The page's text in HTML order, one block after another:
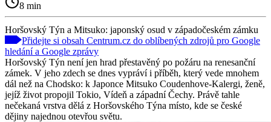
8 min
Horšovský Týn a Mitsuko: japonský osud v západočeském zámku
Přidejte si obsah Centrum.cz do oblíbených zdrojů pro Google
hledání a Google zprávy
Horšovský Týn není jen hrad přestavěný po požáru na renesanční
zámek. V jeho zdech se dnes vypráví i příběh, který vede mnohem
dál než na Chodsko: k Japonce Mitsuko Coudenhove-Kalergi, ženě,
jejíž život propojil Tokio, Vídeň a západní Čechy. Právě tahle
nečekaná vrstva dělá z Horšovského Týna místo, kde se české
dějiny najednou otevřou světu.